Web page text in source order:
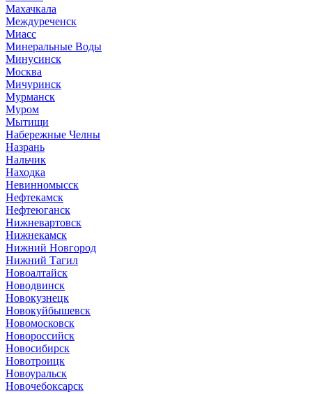
Махачкала
Междуреченск
Миасс
Минеральные Воды
Минусинск
Москва
Мичуринск
Мурманск
Муром
Мытищи
Набережные Челны
Назрань
Нальчик
Находка
Невинномысск
Нефтекамск
Нефтеюганск
Нижневартовск
Нижнекамск
Нижний Новгород
Нижний Тагил
Новоалтайск
Новодвинск
Новокузнецк
Новокуйбышевск
Новомосковск
Новороссийск
Новосибирск
Новотроицк
Новоуральск
Новочебоксарск